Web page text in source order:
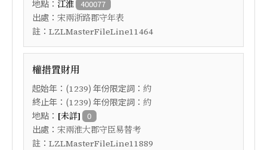
地點： 江淮 400077
出處： 宋兩浙路郡守年表
註： LZLMasterFileLine11464
權措置財用
起始年：(1239) 年份限定詞： 約
終止年：(1239) 年份限定詞： 約
地點： [未詳] 0
出處： 宋兩淮大郡守臣易替考
註： LZLMasterFileLine11889